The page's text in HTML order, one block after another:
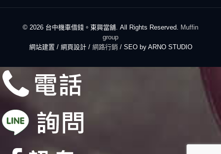
© 2026 台中機車借錢。東興當舖. All Rights Reserved. Muffin
group
網站建置 / 網頁設計 / 網路行銷 / SEO by ARNO STUDIO